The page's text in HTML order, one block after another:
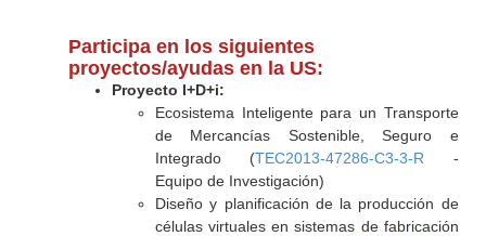
Participa en los siguientes
proyectos/ayudas en la US:
Proyecto I+D+i:
Ecosistema Inteligente para un Transporte
de Mercancías Sostenible, Seguro e
Integrado (TEC2013-47286-C3-3-R -
Equipo de Investigación)
Diseño y planificación de la producción de
células virtuales en sistemas de fabricación